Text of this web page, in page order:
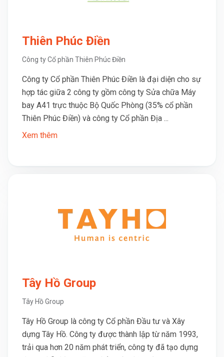
Thiên Phúc Điền
Công ty Cổ phần Thiên Phúc Điền
Công ty Cổ phần Thiên Phúc Điền là đại diện cho sự
hợp tác giữa 2 công ty gồm công ty Sửa chữa Máy
bay A41 trực thuộc Bộ Quốc Phòng (35% cổ phần
Thiên Phúc Điền) và công ty Cổ phần Địa ...
Xem thêm
Tây Hồ Group
Tây Hồ Group
Tây Hồ Group là công ty Cổ phần Đầu tư và Xây
dựng Tây Hồ. Công ty được thành lập từ năm 1993,
trải qua hơn 20 năm phát triển, công ty đã tạo dựng